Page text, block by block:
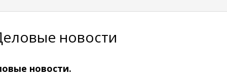
новости
новости.